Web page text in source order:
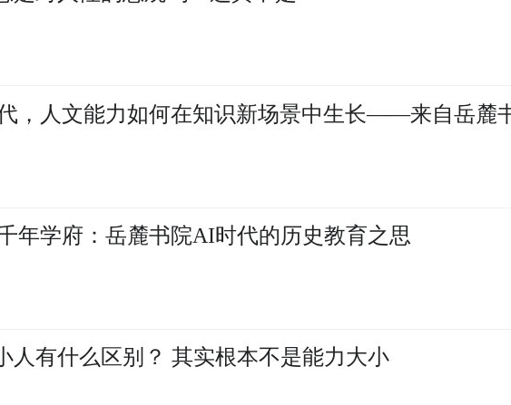
，人文能力如何在知识新场景中生长——来自岳麓
年学府：岳麓书院AI时代的历史教育之思
人有什么区别？ 其实根本不是能力大小